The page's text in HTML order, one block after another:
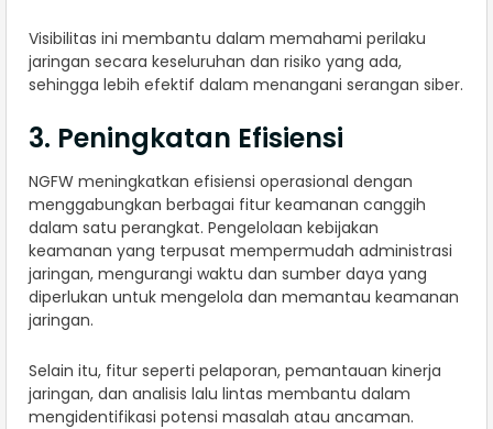
Visibilitas ini membantu dalam memahami perilaku
jaringan secara keseluruhan dan risiko yang ada,
sehingga lebih efektif dalam menangani serangan siber.
3. Peningkatan Efisiensi
NGFW meningkatkan efisiensi operasional dengan
menggabungkan berbagai fitur keamanan canggih
dalam satu perangkat. Pengelolaan kebijakan
keamanan yang terpusat mempermudah administrasi
jaringan, mengurangi waktu dan sumber daya yang
diperlukan untuk mengelola dan memantau keamanan
jaringan.
Selain itu, fitur seperti pelaporan, pemantauan kinerja
jaringan, dan analisis lalu lintas membantu dalam
mengidentifikasi potensi masalah atau ancaman.